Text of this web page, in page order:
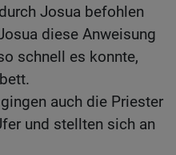
Josua befohlen
diese Anweisung
schnell es konnte,
auch die Priester
und stellten sich an